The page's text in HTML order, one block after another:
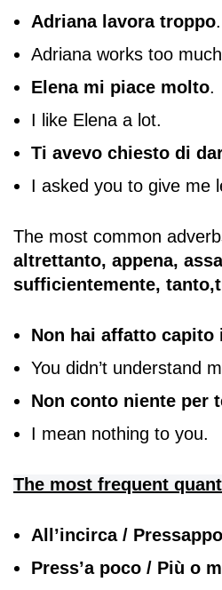
Adriana lavora troppo.
Adriana works too
Elena mi piace molto.
I like Elena a lot.
Ti avevo chiesto di
I asked you to give me
The most common
altrettanto, appena,
sufficientemente,
Non hai affatto capito
You didn’t understand
Non conto niente per
I mean nothing to you.
The most frequent
All’incirca /
Press’a poco / Più o